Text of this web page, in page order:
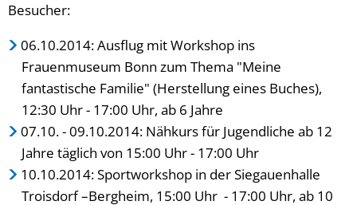
Besucher:
06.10.2014: Ausflug mit Workshop ins
Frauenmuseum Bonn zum Thema "Meine
fantastische Familie" (Herstellung eines Buches),
12:30 Uhr - 17:00 Uhr, ab 6 Jahre
07.10. - 09.10.2014: Nähkurs für Jugendliche ab 12
Jahre täglich von 15:00 Uhr - 17:00 Uhr
10.10.2014: Sportworkshop in der Siegauenhalle
Troisdorf –Bergheim, 15:00 Uhr - 17:00 Uhr, ab 10